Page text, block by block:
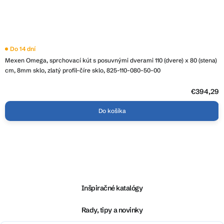
Mexen Omega, sprchovací kút s posuvnými dverami 110 (dvere) x 80 (stena)
cm, 8mm sklo, zlatý profil-číre sklo, 825-110-080-50-00
Do 14 dní
€394,29
Do košíka
Inšpiračné katalógy
Rady, tipy a novinky